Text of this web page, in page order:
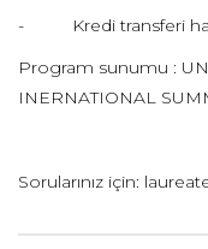
- Kredi transferi
Program sunumu :
INERNATIONAL
Sorularınız için: